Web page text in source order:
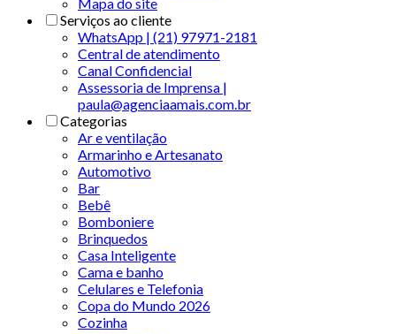
Serviços ao cliente
WhatsApp | (21) 97971-2181
Central de atendimento
Canal Confidencial
Assessoria de Imprensa |
paula@agenciaamais.com.br
Categorias
Ar e ventilação
Armarinho e Artesanato
Automotivo
Bar
Bebê
Bomboniere
Brinquedos
Casa Inteligente
Cama e banho
Celulares e Telefonia
Copa do Mundo 2026
Cozinha